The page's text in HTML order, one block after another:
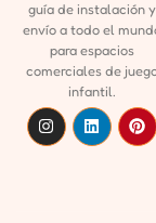
guía de instalación y
envío a todo el
para espacios
comerciales de
infantil.